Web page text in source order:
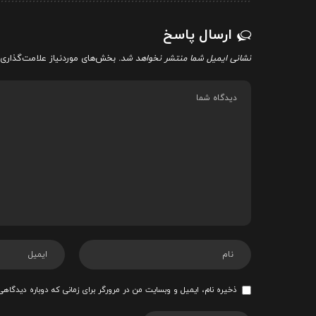
ارسال پاسخ
نشانی ایمیل شما منتشر نخواهد شد. بخش‌های موردنیاز
ذخیره نام، ایمیل و وبسایت من در مرورگر برای زمانی که دوباره